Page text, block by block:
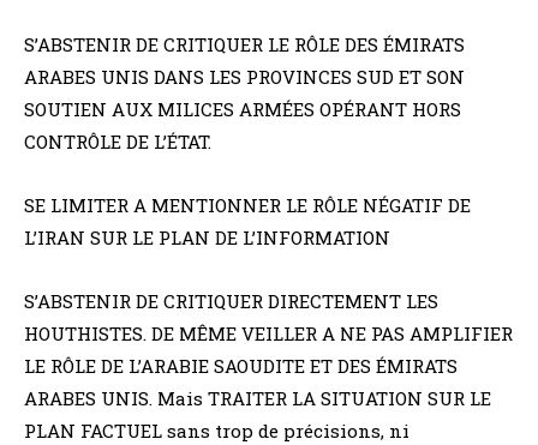
S’ABSTENIR DE CRITIQUER LE RÔLE DES ÉMIRATS
ARABES UNIS DANS LES PROVINCES SUD ET SON
SOUTIEN AUX MILICES ARMÉES OPÉRANT HORS
CONTRÔLE DE L’ÉTAT.
SE LIMITER A MENTIONNER LE RÔLE NÉGATIF DE
L’IRAN SUR LE PLAN DE L’INFORMATION
S’ABSTENIR DE CRITIQUER DIRECTEMENT LES
HOUTHISTES. DE MÊME VEILLER A NE PAS AMPLIFIER
LE RÔLE DE L’ARABIE SAOUDITE ET DES ÉMIRATS
ARABES UNIS. Mais TRAITER LA SITUATION SUR LE
PLAN FACTUEL sans trop de précisions, ni